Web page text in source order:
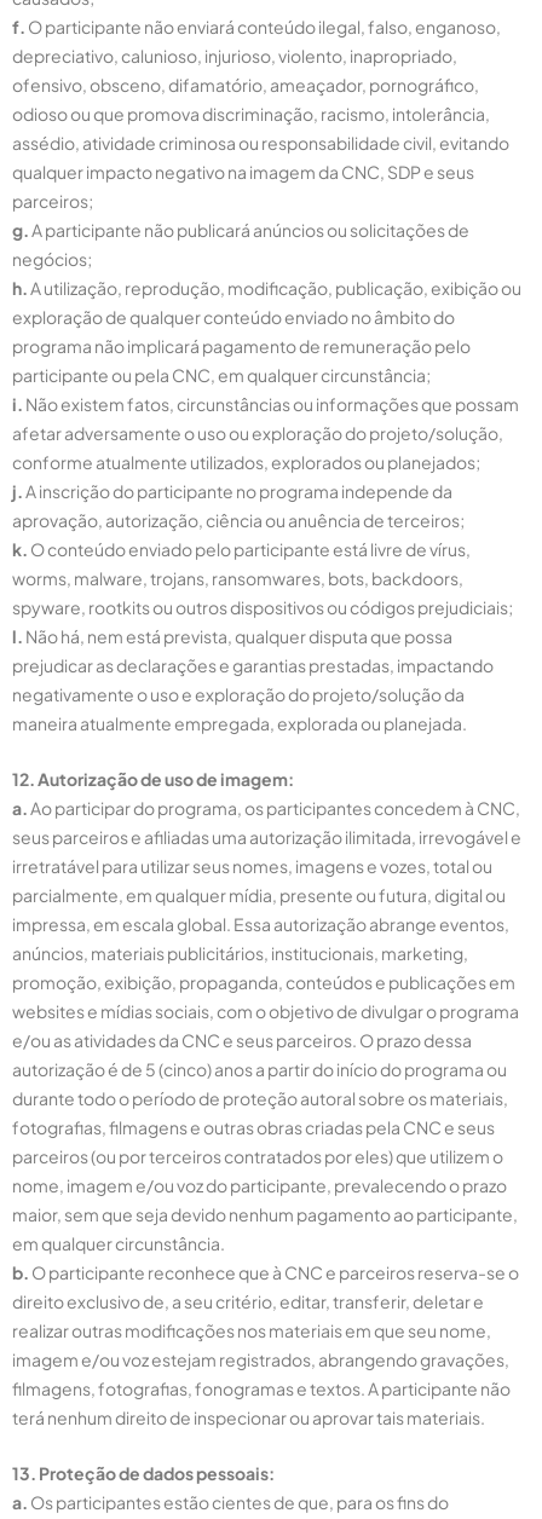
f. O participante não enviará conteúdo ilegal, falso, enganoso,
depreciativo, calunioso, injurioso, violento, inapropriado,
ofensivo, obsceno, difamatório, ameaçador, pornográfico,
odioso ou que promova discriminação, racismo, intolerância,
assédio, atividade criminosa ou responsabilidade civil, evitando
qualquer impacto negativo na imagem da CNC, SDP e seus
parceiros;
g. A participante não publicará anúncios ou solicitações de
negócios;
h. A utilização, reprodução, modificação, publicação, exibição ou
exploração de qualquer conteúdo enviado no âmbito do
programa não implicará pagamento de remuneração pelo
participante ou pela CNC, em qualquer circunstância;
i. Não existem fatos, circunstâncias ou informações que possam
afetar adversamente o uso ou exploração do projeto/solução,
conforme atualmente utilizados, explorados ou planejados;
j. A inscrição do participante no programa independe da
aprovação, autorização, ciência ou anuência de terceiros;
k. O conteúdo enviado pelo participante está livre de vírus,
worms, malware, trojans, ransomwares, bots, backdoors,
spyware, rootkits ou outros dispositivos ou códigos prejudiciais;
l. Não há, nem está prevista, qualquer disputa que possa
prejudicar as declarações e garantias prestadas, impactando
negativamente o uso e exploração do projeto/solução da
maneira atualmente empregada, explorada ou planejada.
12. Autorização de uso de imagem:
a.Ao participar do programa, os participantes concedem à CNC,
seus parceiros e afiliadas uma autorização ilimitada, irrevogável e
irretratável para utilizar seus nomes, imagens e vozes, total ou
parcialmente, em qualquer mídia, presente ou futura, digital ou
impressa, em escala global. Essa autorização abrange eventos,
anúncios, materiais publicitários, institucionais, marketing,
promoção, exibição, propaganda, conteúdos e publicações em
websites e mídias sociais, com o objetivo de divulgar o programa
e/ou as atividades da CNC e seus parceiros. O prazo dessa
autorização é de 5 (cinco) anos a partir do início do programa ou
durante todo o período de proteção autoral sobre os materiais,
fotografias, filmagens e outras obras criadas pela CNC e seus
parceiros (ou por terceiros contratados por eles) que utilizem o
nome, imagem e/ou voz do participante, prevalecendo o prazo
maior, sem que seja devido nenhum pagamento ao participante,
em qualquer circunstância.
b. O participante reconhece que à CNC e parceiros reserva-se o
direito exclusivo de, a seu critério, editar, transferir, deletar e
realizar outras modificações nos materiais em que seu nome,
imagem e/ou voz estejam registrados, abrangendo gravações,
filmagens, fotografias, fonogramas e textos. A participante não
terá nenhum direito de inspecionar ou aprovar tais materiais.
13. Proteção de dados pessoais:
a. Os participantes estão cientes de que, para os fins do